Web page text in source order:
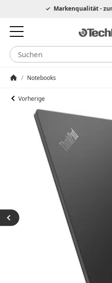
Hotline 0049 6205 3079975
Markenqualität -
/ Notebooks
Vorherige